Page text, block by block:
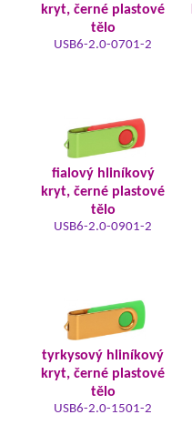
kryt, černé plastové
tělo
USB6-2.0-0701-2
fialový hliníkový
kryt, černé plastové
tělo
USB6-2.0-0901-2
tyrkysový hliníkový
kryt, černé plastové
tělo
USB6-2.0-1501-2